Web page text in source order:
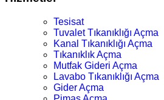
Tesisat
Tuvalet Tıkanıklığı Açma
Kanal Tıkanıklığı Açma
Tıkanıklık Açma
Mutfak Gideri Açma
Lavabo Tıkanıklığı Açma
Gider Açma